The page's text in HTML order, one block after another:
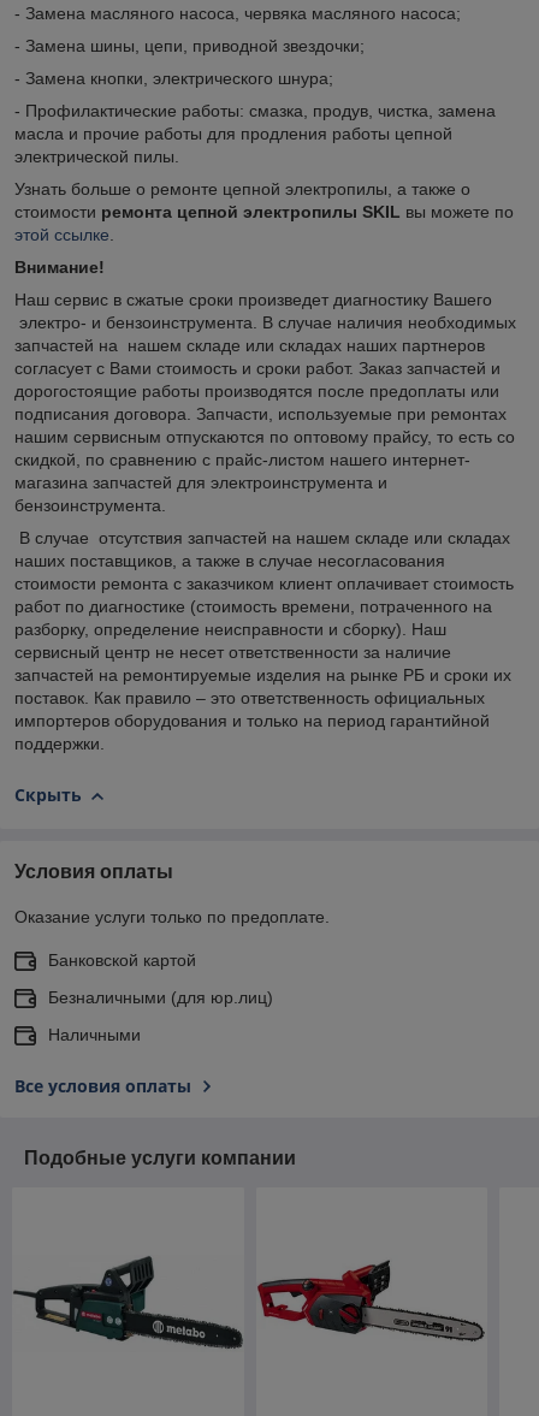
- Замена масляного насоса, червяка масляного насоса;
- Замена шины, цепи, приводной звездочки;
- Замена кнопки, электрического шнура;
- Профилактические работы: смазка, продув, чистка, замена
масла и прочие работы для продления работы цепной
электрической пилы.
Узнать больше о ремонте цепной электропилы, а также о
стоимости ремонта цепной электропилы SKIL вы можете по
этой ссылке.
Внимание!
Наш сервис в сжатые сроки произведет диагностику Вашего
электро- и бензоинструмента. В случае наличия необходимых
запчастей на нашем складе или складах наших партнеров
согласует с Вами стоимость и сроки работ. Заказ запчастей и
дорогостоящие работы производятся после предоплаты или
подписания договора. Запчасти, используемые при ремонтах
нашим сервисным отпускаются по оптовому прайсу, то есть со
скидкой, по сравнению с прайс-листом нашего интернет-
магазина запчастей для электроинструмента и
бензоинструмента.
В случае отсутствия запчастей на нашем складе или складах
наших поставщиков, а также в случае несогласования
стоимости ремонта с заказчиком клиент оплачивает стоимость
работ по диагностике (стоимость времени, потраченного на
разборку, определение неисправности и сборку). Наш
сервисный центр не несет ответственности за наличие
запчастей на ремонтируемые изделия на рынке РБ и сроки их
поставок. Как правило – это ответственность официальных
импортеров оборудования и только на период гарантийной
поддержки.
Скрыть
Условия оплаты
Оказание услуги только по предоплате.
Банковской картой
Безналичными (для юр.лиц)
Наличными
Все условия оплаты
Подобные услуги компании